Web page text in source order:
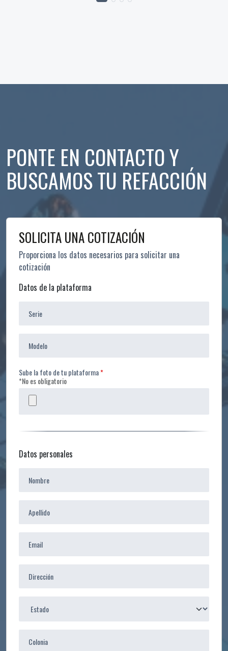
PONTE EN CONTACTO Y
BUSCAMOS TU REFACCIÓN
SOLICITA UNA COTIZACIÓN
Proporciona los datos necesarios para solicitar una
cotización
Leave
blank
Datos de la plataforma
Sube la foto de tu plataforma
*No es obligatorio
Datos personales